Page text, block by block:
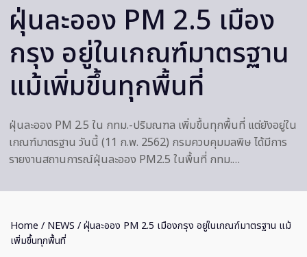
ฝุ่นละออง PM 2.5 เมือง
กรุง อยู่ในเกณฑ์มาตรฐาน
แม้เพิ่มขึ้นทุกพื้นที่
ฝุ่นละออง PM 2.5 ใน กทม.-ปริมณฑล เพิ่มขึ้นทุกพื้นที่ แต่ยังอยู่ใน
เกณฑ์มาตรฐาน วันนี้ (11 ก.พ. 2562) กรมควบคุมมลพิษ ได้มีการ
รายงานสถานการณ์ฝุ่นละออง PM2.5 ในพื้นที่ กทม.…
Home / NEWS / ฝุ่นละออง PM 2.5 เมืองกรุง อยู่ในเกณฑ์มาตรฐาน แม้
เพิ่มขึ้นทุกพื้นที่